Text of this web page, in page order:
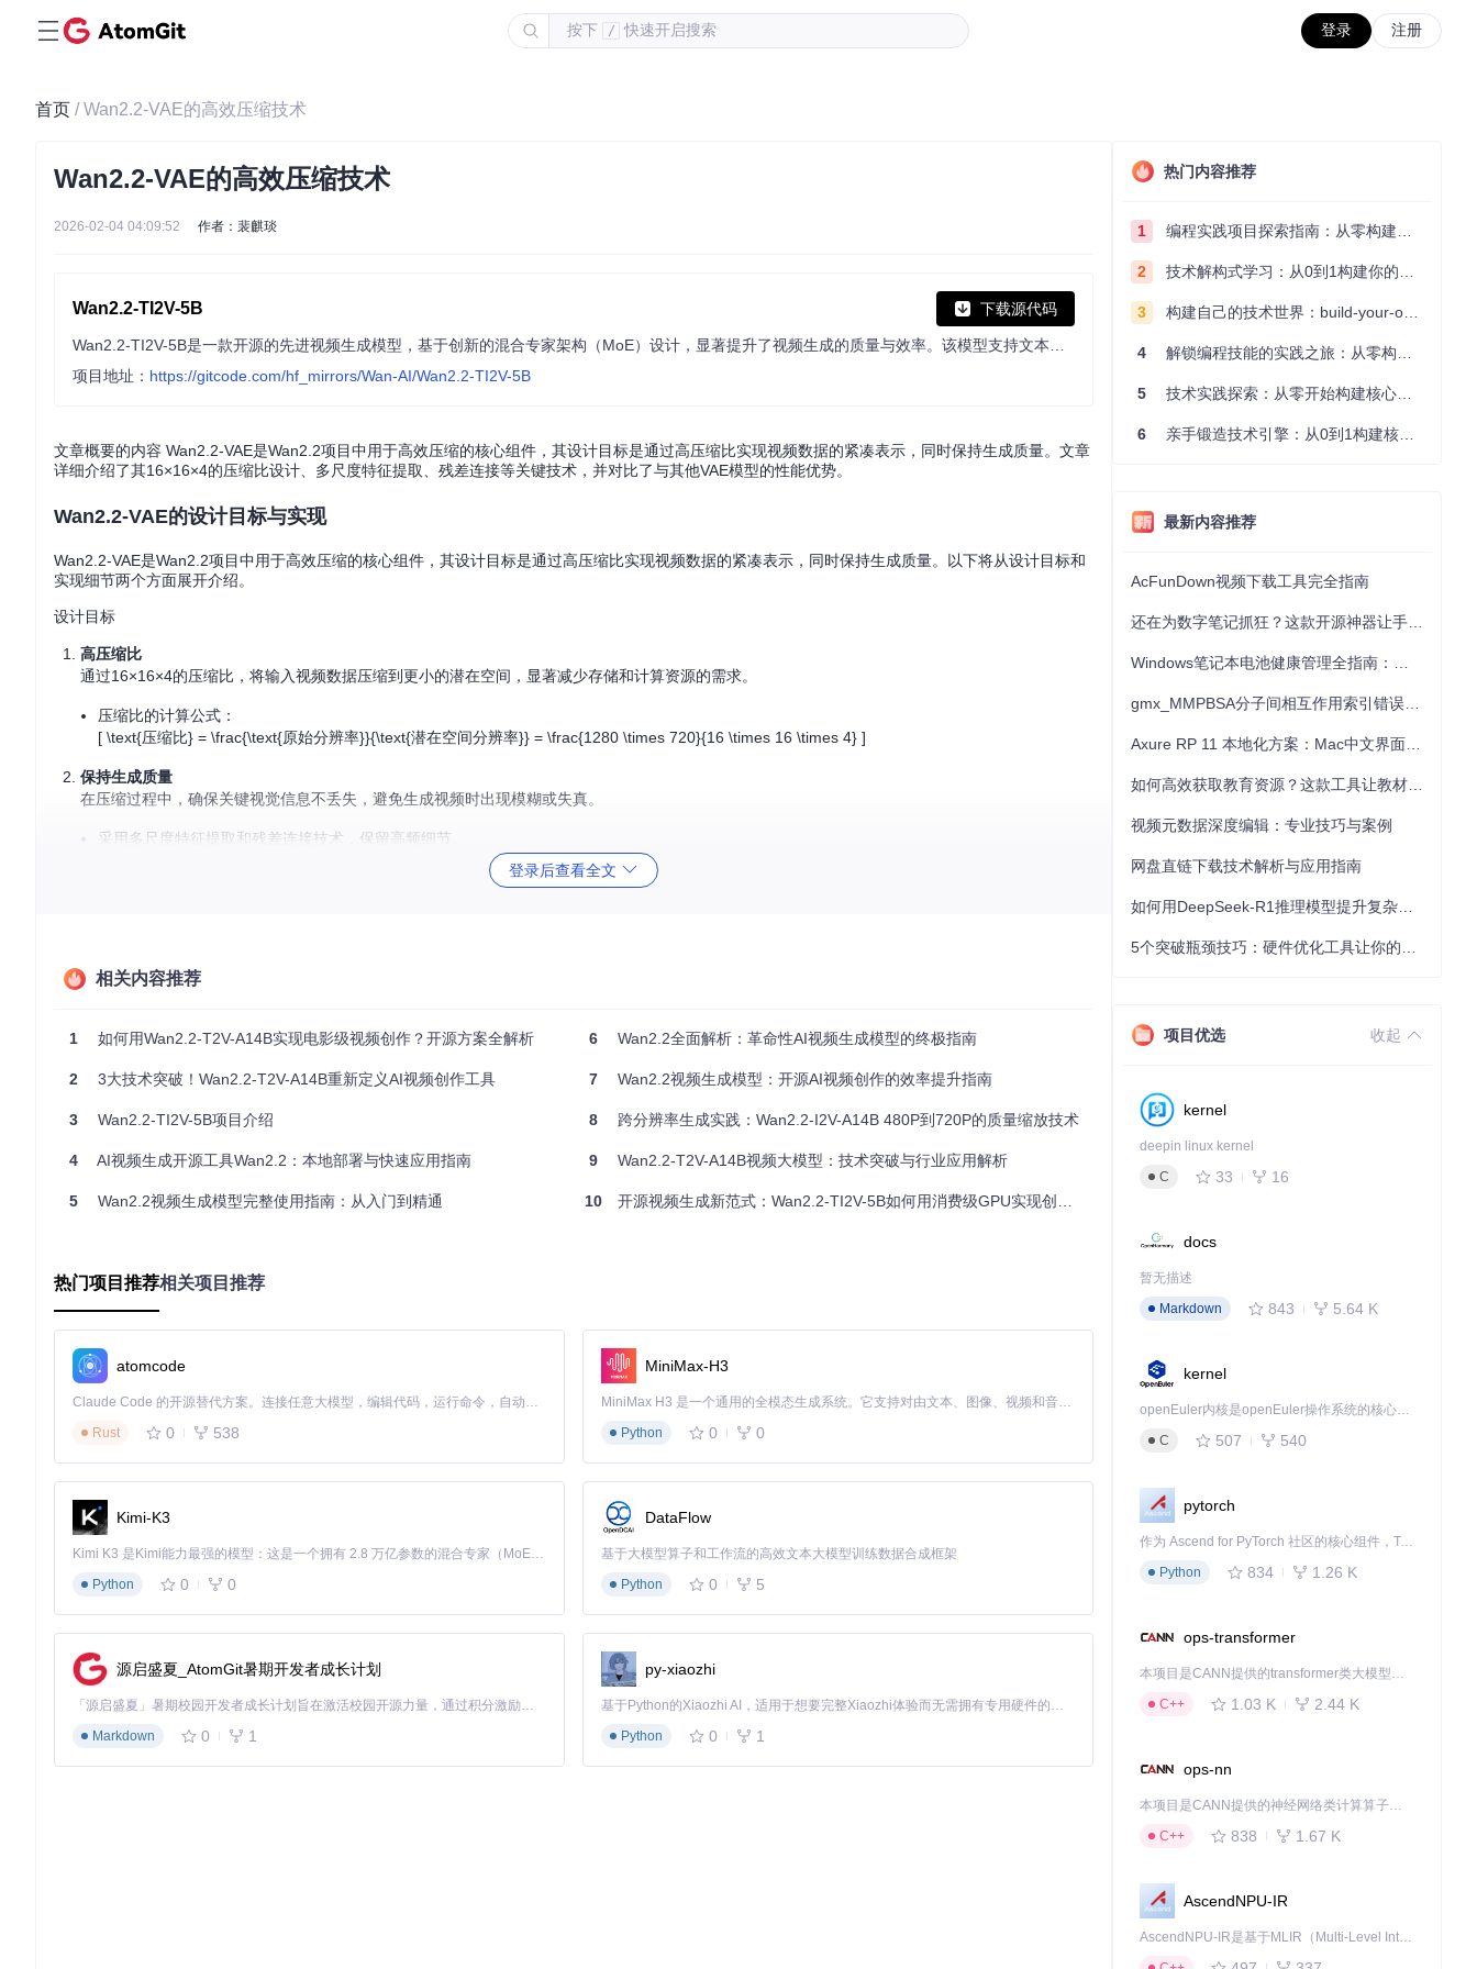
按下 / 快速开启搜索 登录 注册
首页 / Wan2.2-VAE的高效压缩技术
Wan2.2-VAE的高效压缩技术
2026-02-04 04:09:52 作者：裴麒琰
Wan2.2-TI2V-5B 下载源代码
项目地址： https://gitcode.com/hf_mirrors/Wan-AI/Wan2.2-TI2V-5B
文章概要的内容 Wan2.2-VAE是Wan2.2项目中用于高效压缩的核心组件，其设计目标是通过高压缩比实现视频数据的紧凑表示，同时保持生成质量。文章
详细介绍了其16×16×4的压缩比设计、多尺度特征提取、残差连接等关键技术，并对比了与其他VAE模型的性能优势。
Wan2.2-VAE的设计目标与实现
Wan2.2-VAE是Wan2.2项目中用于高效压缩的核心组件，其设计目标是通过高压缩比实现视频数据的紧凑表示，同时保持生成质量。以下将从设计目标和
实现细节两个方面展开介绍。
设计目标
高压缩比
通过16×16×4的压缩比，将输入视频数据压缩到更小的潜在空间，显著减少存储和计算资源的需求。
压缩比的计算公式：
[ \text{压缩比} = \frac{\text{原始分辨率}}{\text{潜在空间分辨率}} = \frac{1280 \times 720}{16 \times 16 \times 4} ]
保持生成质量
在压缩过程中，确保关键视觉信息不丢失，避免生成视频时出现模糊或失真。
采用多尺度特征提取和残差连接技术，保留高频细节。
Wan2.2-VAE基于变分自编码器（VAE）框架，其核心结构如下：
classDiagram
        +Encoder
        +LatentSpace
    class Encoder {
        +Residual Blocks
        +Transposed Convolutional Layers
        +Residual Blocks
        +Upsampling
    class LatentSpace {
        +Mean and Variance
        +Sampling
    VAE --> Encoder
关键技术
通过分层卷积和池化操作，逐步提取输入视频的多尺度特征。
class MultiScaleEncoder(nn.Module):
def
self
super().__init__()
self.conv1 = nn.Conv2d( 3, 64, kernel_size= 3, stride= , padding=
)
self.residual = ResidualBlock(
登录后查看全文
相关内容推荐
1 如何用Wan2.2-T2V-A14B实现电影级视频创作？开源方案全解析
2 3大技术突破！Wan2.2-T2V-A14B重新定义AI视频创作工具
3 Wan2.2-TI2V-5B项目介绍
4 AI视频生成开源工具Wan2.2：本地部署与快速应用指南
5 Wan2.2视频生成模型完整使用指南：从入门到精通
6 Wan2.2全面解析：革命性AI视频生成模型的终极指南
7 Wan2.2视频生成模型：开源AI视频创作的效率提升指南
8 跨分辨率生成实践：Wan2.2-I2V-A14B 480P到720P的质量缩放技术
9 Wan2.2-T2V-A14B视频大模型：技术突破与行业应用解析
10 开源视频生成新范式：Wan2.2-TI2V-5B如何用消费级GPU实现创作平权
热门项目推荐相关项目推荐
atomcode
Claude Code 的开源替代方案。连接任意大模型，编辑代码，运行命令，自动验证 — 全自动执行。用 Rust 构建，极致性能。 ｜ An open-source alternative to Claude Code. Connect any LLM, edit code, run commands, and verify changes — autonomously. Built in Rust for speed. Get Started
Rust
0 538
MiniMax-H3
MiniMax H3 是一个通用的全模态生成系统。它支持对由文本、图像、视频和音频组成的多模态上下文进行统一理解，并能生成分辨率高达 2K、时长可达 15 秒的带原生立体声音频的视频。得益于面向任务泛化的系统设计，H3 在预训练阶段就已具备广泛的多模态上下文理解与生成能力，能够出色地执行复杂的多模态指令。
Python
0 0
Kimi-K3
Kimi K3 是Kimi能力最强的模型：这是一个拥有 2.8 万亿参数的混合专家（MoE）模型，具备原生视觉理解能力，并支持 100 万 token 的上下文窗口。
Python
0 0
DataFlow
基于大模型算子和工作流的高效文本大模型训练数据合成框架
Python
0 5
源启盛夏_AtomGit暑期开发者成长计划
「源启盛夏」暑期校园开发者成长计划旨在激活校园开源力量，通过积分激励、认证扶持、资源倾斜等形式，引导高校组织和开发者完成「入驻 — 建项目 — 做贡献 — 获认证 — 得资源」的完整闭环。无论你是想带领社团入驻平台的组织者，还是希望用代码贡献证明自己的开发者，都能在这里找到属于你的成长路径。
Markdown
0 1
py-xiaozhi
基于Python的Xiaozhi AI，适用于想要完整Xiaozhi体验而无需拥有专用硬件的用户。
Python
0 1
热门内容推荐
1 编程实践项目探索指南：从零构建技术能力体系
2 技术解构式学习：从0到1构建你的编程知识体系
3 构建自己的技术世界：build-your-own-x项目的实践探索指南
4 解锁编程技能的实践之旅：从零构建你的技术世界
5 技术实践探索：从零开始构建核心系统的实践指南
6 亲手锻造技术引擎：从0到1构建核心系统的实践指南
最新内容推荐
AcFunDown视频下载工具完全指南
视频元数据深度编辑：专业技巧与案例
网盘直链下载技术解析与应用指南
项目优选 收起
kernel
deepin linux kernel
C
33 16
docs
暂无描述
Markdown
843 5.64 K
kernel
openEuler内核是openEuler操作系统的核心，既是系统性能与稳定性的基石，也是连接处理器、设备与服务的桥梁。
C
507 540
pytorch
作为 Ascend for PyTorch 社区的核心组件，TorchNPU 是昇腾专为 PyTorch 打造的深度学习适配插件，使 PyTorch 框架能够直接调用昇腾 NPU，为开发者提供昇腾 AI 处理器的超强算力。
Python
834 1.26 K
ops-transformer
本项目是CANN提供的transformer类大模型算子库，实现网络在NPU上加速计算。
C++
1.03 K 2.44 K
ops-nn
本项目是CANN提供的神经网络类计算算子库，实现网络在NPU上加速计算。
C++
838 1.67 K
AscendNPU-IR
AscendNPU-IR是基于MLIR（Multi-Level Intermediate Representation）构建的，面向昇腾亲和算子编译时使用的中间表示，提供昇腾完备表达能力，通过编译优化提升昇腾AI处理器计算效率，支持通过生态框架使能昇腾AI处理器与深度调优